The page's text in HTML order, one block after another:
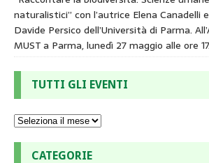
naturalistici” con l’autrice Elena Canadelli
Davide Persico dell’Università di Parma.
MUST a Parma, lunedì 27 maggio alle ore 17.
TUTTI GLI EVENTI
CATEGORIE